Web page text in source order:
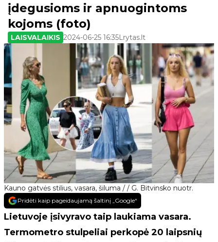
Kauno gatvės stilius, vasara, šiluma / / G. Bitvinsko nuotr.
įdegusioms ir apnuogintoms
kojoms (foto)
LAISVALAIKIS 2024-06-25 16:35Lrytas.lt
Pridėti kaip pageidaujamą šaltinį „Google“
Lietuvoje įsivyravo taip laukiama vasara.
Termometro stulpeliai perkopė 20 laipsnių